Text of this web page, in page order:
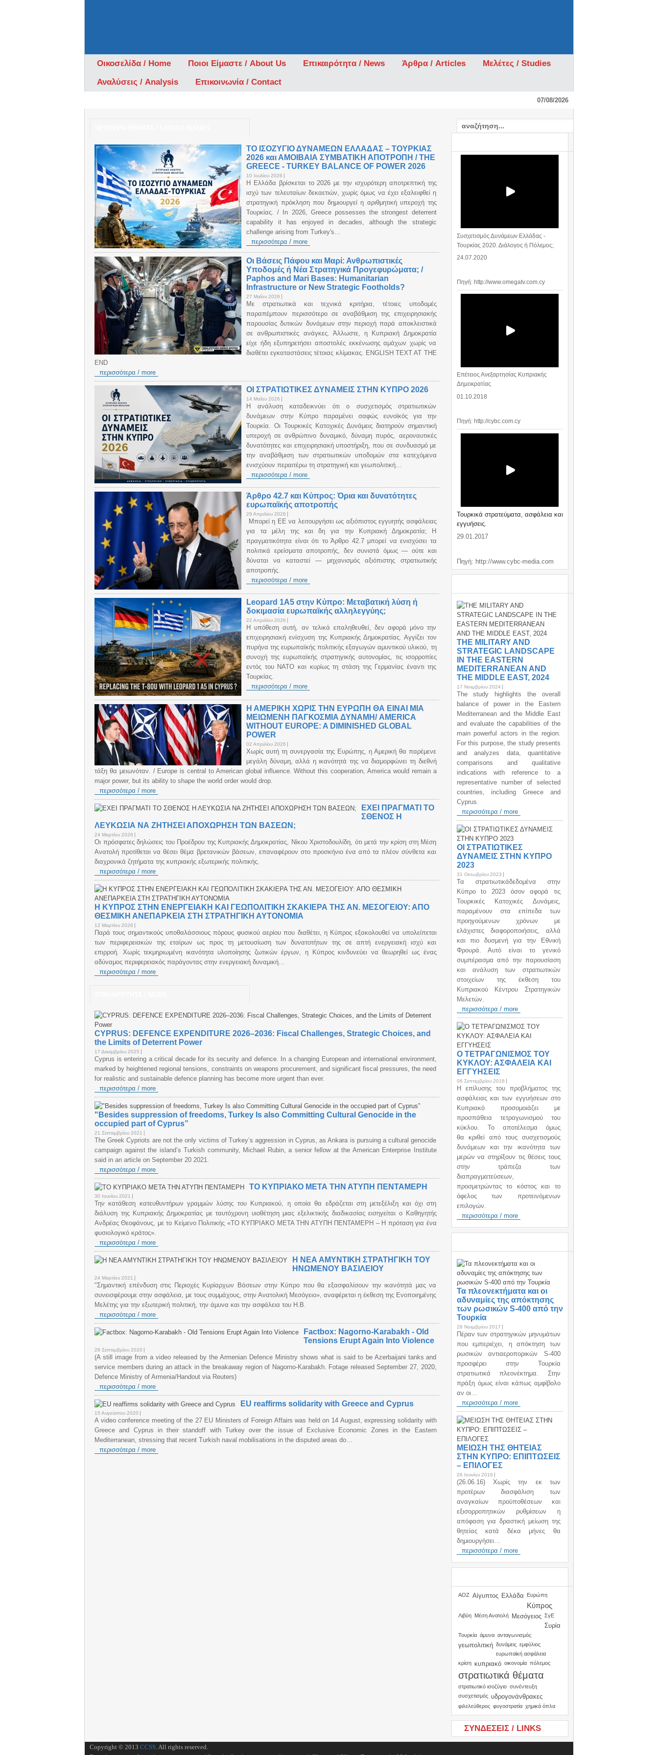
Οικοσελίδα / Home Ποιοι Είμαστε / About Us Επικαιρότητα / News Άρθρα / Articles
Μελέτες / Studies
Αναλύσεις / Analysis
Επικοινωνία / Contact
07/08/2026
ΤΟ ΙΣΟΖΥΓΙΟ ΔΥΝΑΜΕΩΝ ΕΛΛΑΔΑΣ – ΤΟΥΡΚΙΑΣ
2026 και ΑΜΟΙΒΑΙΑ ΣΥΜΒΑΤΙΚΗ ΑΠΟΤΡΟΠΗ / THE
GREECE - TURKEY BALANCE OF POWER 2026
10 Ιουλίου 2026
Η Ελλάδα βρίσκεται το 2026 με την ισχυρότερη αποτρεπτική της
ισχύ των τελευταίων δεκαετιών, χωρίς όμως να έχει εξαλειφθεί η
στρατηγική πρόκληση που δημιουργεί η αριθμητική υπεροχή της
Τουρκίας. / In 2026, Greece possesses the strongest deterrent
capability it has enjoyed in decades, although the strategic
challenge arising from Turkey's…
περισσότερα / more
Οι Βάσεις Πάφου και Μαρί: Ανθρωπιστικές
Υποδομές ή Νέα Στρατηγικά Προγεφυρώματα; /
Paphos and Mari Bases: Humanitarian
Infrastructure or New Strategic Footholds?
27 Μαΐου 2026
Με στρατιωτικά και τεχνικά κριτήρια, τέτοιες υποδομές
παραπέμπουν περισσότερο σε αναβάθμιση της επιχειρησιακής
παρουσίας δυτικών δυνάμεων στην περιοχή παρά αποκλειστικά
σε ανθρωπιστικές ανάγκες. Άλλωστε, η Κυπριακή Δημοκρατία
είχε ήδη εξυπηρετήσει αποστολές εκκένωσης αμάχων χωρίς να
διαθέτει εγκαταστάσεις τέτοιας κλίμακας. ENGLISH TEXT AT THE
END
περισσότερα / more
ΟΙ ΣΤΡΑΤΙΩΤΙΚΕΣ ΔΥΝΑΜΕΙΣ ΣΤΗΝ ΚΥΠΡΟ 2026
14 Μαΐου 2026
Η ανάλυση καταδεικνύει ότι ο συσχετισμός στρατιωτικών
δυνάμεων στην Κύπρο παραμένει σαφώς ευνοϊκός για την
Τουρκία. Οι Τουρκικές Κατοχικές Δυνάμεις διατηρούν σημαντική
υπεροχή σε ανθρώπινο δυναμικό, δύναμη πυρός, αεροναυτικές
δυνατότητες και επιχειρησιακή υποστήριξη, που σε συνδυασμό με
την αναβάθμιση των στρατιωτικών υποδομών στα κατεχόμενα
ενισχύουν περαιτέρω τη στρατηγική και γεωπολιτική…
περισσότερα / more
Άρθρο 42.7 και Κύπρος: Όρια και δυνατότητες
ευρωπαϊκής αποτροπής
29 Απριλίου 2026
Μπορεί η ΕΕ να λειτουργήσει ως αξιόπιστος εγγυητής ασφάλειας
για τα μέλη της και δη για την Κυπριακή Δημοκρατία; Η
πραγματικότητα είναι ότι το Άρθρο 42.7 μπορεί να ενισχύσει τα
πολιτικά ερείσματα αποτροπής, δεν συνιστά όμως — ούτε και
δύναται να καταστεί — μηχανισμός αξιόπιστης στρατιωτικής
αποτροπής.
περισσότερα / more
Leopard 1Α5 στην Κύπρο: Μεταβατική λύση ή
δοκιμασία ευρωπαϊκής αλληλεγγύης;
22 Απριλίου 2026
Η υπόθεση αυτή, αν τελικά επαληθευθεί, δεν αφορά μόνο την
επιχειρησιακή ενίσχυση της Κυπριακής Δημοκρατίας. Αγγίζει τον
πυρήνα της ευρωπαϊκής πολιτικής εξαγωγών αμυντικού υλικού, τη
συνοχή της ευρωπαϊκής στρατηγικής αυτονομίας, τις ισορροπίες
εντός του ΝΑΤΟ και κυρίως τη στάση της Γερμανίας έναντι της
Τουρκίας.
περισσότερα / more
Η ΑΜΕΡΙΚΗ ΧΩΡΙΣ ΤΗΝ ΕΥΡΩΠΗ ΘΑ ΕΙΝΑΙ ΜΙΑ
ΜΕΙΩΜΕΝΗ ΠΑΓΚΟΣΜΙΑ ΔΥΝΑΜΗ/ AMERICA
WITHOUT EUROPE: A DIMINISHED GLOBAL
POWER
02 Απριλίου 2026
Χωρίς αυτή τη συνεργασία της Ευρώπης, η Αμερική θα παρέμενε
μεγάλη δύναμη, αλλά η ικανότητά της να διαμορφώνει τη διεθνή
τάξη θα μειωνόταν. / Europe is central to American global influence. Without this cooperation, America would remain a
major power, but its ability to shape the world order would drop.
περισσότερα / more
ΕΧΕΙ ΠΡΑΓΜΑΤΙ ΤΟ
ΣΘΕΝΟΣ Η
ΛΕΥΚΩΣΙΑ ΝΑ ΖΗΤΗΣΕΙ ΑΠΟΧΩΡΗΣΗ ΤΩΝ ΒΑΣΕΩΝ;
24 Μαρτίου 2026
Οι πρόσφατες δηλώσεις του Προέδρου της Κυπριακής Δημοκρατίας, Νίκου Χριστοδουλίδη, ότι μετά την κρίση στη Μέση
Ανατολή προτίθεται να θέσει θέμα βρετανικών βάσεων, επαναφέρουν στο προσκήνιο ένα από τα πλέον σύνθετα και
διαχρονικά ζητήματα της κυπριακής εξωτερικής πολιτικής.
περισσότερα / more
Η ΚΥΠΡΟΣ ΣΤΗΝ ΕΝΕΡΓΕΙΑΚΗ ΚΑΙ ΓΕΩΠΟΛΙΤΙΚΗ ΣΚΑΚΙΕΡΑ ΤΗΣ ΑΝ. ΜΕΣΟΓΕΙΟΥ: ΑΠΟ
ΘΕΣΜΙΚΗ ΑΝΕΠΑΡΚΕΙΑ ΣΤΗ ΣΤΡΑΤΗΓΙΚΗ ΑΥΤΟΝΟΜΙΑ
12 Μαρτίου 2026
Παρά τους σημαντικούς υποθαλάσσιους πόρους φυσικού αερίου που διαθέτει, η Κύπρος εξακολουθεί να υπολείπεται
των περιφερειακών της εταίρων ως προς τη μετουσίωση των δυνατοτήτων της σε απτή ενεργειακή ισχύ και
επιρροή. Χωρίς τεκμηριωμένη ικανότητα υλοποίησης ζωτικών έργων, η Κύπρος κινδυνεύει να θεωρηθεί ως ένας
αδύναμος περιφερειακός παράγοντας στην ενεργειακή δυναμική…
περισσότερα / more
CYPRUS: DEFENCE EXPENDITURE 2026–2036: Fiscal Challenges, Strategic Choices, and
the Limits of Deterrent Power
17 Δεκεμβρίου 2025
Cyprus is entering a critical decade for its security and defence. In a changing European and international environment,
marked by heightened regional tensions, constraints on weapons procurement, and significant fiscal pressures, the need
for realistic and sustainable defence planning has become more urgent than ever.
περισσότερα / more
"Besides suppression of freedoms, Turkey Is also Committing Cultural Genocide in the
occupied part of Cyprus”
21 Σεπτεμβρίου 2021
The Greek Cypriots are not the only victims of Turkey’s aggression in Cyprus, as Ankara is pursuing a cultural genocide
campaign against the island’s Turkish community, Michael Rubin, a senior fellow at the American Enterprise Institute
said in an article on September 20 2021.
περισσότερα / more
ΤΟ ΚΥΠΡΙΑΚΟ ΜΕΤΑ ΤΗΝ ΑΤΥΠΗ ΠΕΝΤΑΜΕΡΗ
30 Ιουνίου 2021
Την κατάθεση κατευθυντήρων γραμμών λύσης του Κυπριακού, η οποία θα εδράζεται στη μετεξέλιξη και όχι στη
διάλυση της Κυπριακής Δημοκρατίας με ταυτόχρονη υιοθέτηση μιας εξελικτικής διαδικασίας εισηγείται ο Καθηγητής
Ανδρέας Θεοφάνους, με το Κείμενο Πολιτικής «ΤΟ ΚΥΠΡΙΑΚΟ ΜΕΤΑ ΤΗΝ ΑΤΥΠΗ ΠΕΝΤΑΜΕΡΗ – Η πρόταση για ένα
φυσιολογικό κράτος».
περισσότερα / more
Η ΝΕΑ ΑΜΥΝΤΙΚΗ ΣΤΡΑΤΗΓΙΚΗ ΤΟΥ
ΗΝΩΜΕΝΟΥ ΒΑΣΙΛΕΙΟΥ
24 Μαρτίου 2021
"Σημαντική επένδυση στις Περιοχές Κυρίαρχων Βάσεων στην Κύπρο που θα εξασφαλίσουν την ικανότητά μας να
συνεισφέρουμε στην ασφάλεια, με τους συμμάχους, στην Ανατολική Μεσόγειο», αναφέρεται η έκθεση της Ενοποιημένης
Μελέτης για την εξωτερική πολιτική, την άμυνα και την ασφάλεια του Η.Β.
περισσότερα / more
Factbox: Nagorno-Karabakh - Old
Tensions Erupt Again Into Violence
28 Σεπτεμβρίου 2020
(A still image from a video released by the Armenian Defence Ministry shows what is said to be Azerbaijani tanks and
service members during an attack in the breakaway region of Nagorno-Karabakh. Fotage released September 27, 2020,
Defence Ministry of Armenia/Handout via Reuters)
περισσότερα / more
EU reaffirms solidarity with Greece and Cyprus
15 Αυγούστου 2020
A video conference meeting of the 27 EU Ministers of Foreign Affairs was held on 14 August, expressing solidarity with
Greece and Cyprus in their standoff with Turkey over the issue of Exclusive Economic Zones in the Eastern
Mediterranean, stressing that recent Turkish naval mobilisations in the disputed areas do…
περισσότερα / more
Συσχετισμός Δυνάμεων Ελλάδας -
Τουρκίας 2020. Διάλογος ή Πόλεμος;
24.07.2020
Πηγή: http://www.omegatv.com.cy
Επέτειος Ανεξαρτησίας Κυπριακής
Δημοκρατίας
01.10.2018
Πηγή: http://cybc.com.cy
Τουρκικά στρατεύματα, ασφάλεια και
εγγυήσεις.
29.01.2017
Πηγή: http://www.cybc-media.com
THE MILITARY AND
STRATEGIC LANDSCAPE
IN THE EASTERN
MEDITERRANEAN AND
THE MIDDLE EAST, 2024
17 Νοεμβρίου 2024
The study highlights the overall
balance of power in the Eastern
Mediterranean and the Middle East
and evaluate the capabilities of the
main powerful actors in the region.
For this purpose, the study presents
and analyzes data, quantitative
comparisons and qualitative
indications with reference to a
representative number of selected
countries, including Greece and
Cyprus.
περισσότερα / more
ΟΙ ΣΤΡΑΤΙΩΤΙΚΕΣ
ΔΥΝΑΜΕΙΣ ΣΤΗΝ ΚΥΠΡΟ
2023
31 Οκτωβρίου 2023
Τα στρατιωτικάδεδομένα στην
Κύπρο to 2023 όσον αφορά τις
Τουρκικές Κατοχικές Δυνάμεις,
παραμένουν στα επίπεδα των
προηγούμενων χρόνων με
ελάχιστες διαφοροποιήσεις, αλλά
και πιο δυσμενή για την Εθνική
Φρουρά. Αυτό είναι το γενικό
συμπέρασμα από την παρουσίαση
και ανάλυση των στρατιωτικών
στοιχείων της έκθεση του
Κυπριακού Κέντρου Στρατηγικών
Μελετών.
περισσότερα / more
Ο ΤΕΤΡΑΓΩΝΙΣΜΟΣ ΤΟΥ
ΚΥΚΛΟΥ: ΑΣΦΑΛΕΙΑ ΚΑΙ
ΕΓΓΥΗΣΕΙΣ
06 Σεπτεμβρίου 2016
H επίλυσης του προβλήματος της
ασφάλειας και των εγγυήσεων στο
Κυπριακό προσομοιάζει με
προσπάθεια τετραγωνισμού του
κύκλου. Το αποτέλεσμα όμως
θα κριθεί από τους συσχετισμούς
δυνάμεων και την ικανότητα των
μερών να στηρίξουν τις θέσεις τους
στην τράπεζα των
διαπραγματεύσεων,
προσμετρώντας το κόστος και το
όφελος των προτεινόμενων
επιλογών.
περισσότερα / more
Τα πλεονεκτήματα και οι
αδυναμίες της απόκτησης
των ρωσικών S-400 από την
Τουρκία
28 Νοεμβρίου 2017
Πέραν των στρατηγικών μηνυμάτων
που εμπεριέχει, η απόκτηση των
ρωσικών αντιαεροπορικών S-400
προσφέρει στην Τουρκία
στρατιωτικά πλεονέκτημα. Στην
πράξη όμως είναι κάπως αμφίβολο
αν οι…
περισσότερα / more
ΜΕΙΩΣΗ ΤΗΣ ΘΗΤΕΙΑΣ
ΣΤΗΝ ΚΥΠΡΟ: ΕΠΙΠΤΩΣΕΙΣ
– ΕΠΙΛΟΓΕΣ
26 Ιουνίου 2016
(26.06.16) Χωρίς την εκ των
προτέρων διασφάλιση των
αναγκαίων προϋποθέσεων και
εξισορροπητικών ρυθμίσεων η
απόφαση για δραστική μείωση της
θητείας κατά δέκα μήνες θα
δημιουργήσει…
περισσότερα / more
ΑΟΖ Αίγυπτος Ελλάδα Ευρώπη
Κύπρος
Λιβύη Μέση Ανατολή Μεσόγειος ΣγΕ
Συρία
Τουρκία άμυνα ανταγωνισμός
γεωπολιτική δυνάμεις εμφύλιος
ευρωπαϊκή ασφάλεια
κρίση
κυπριακό οικονομία πόλεμος
στρατιωτικά θέματα
στρατιωτικό ισοζύγιο συνέντευξη
συσχετισμός υδρογονάνθρακες
φιλελεύθερος φυγοστρατία χημικά όπλα
ΣΥΝΔΕΣΕΙΣ / LINKS
Copyright © 2013 CCSS. All rights reserved.